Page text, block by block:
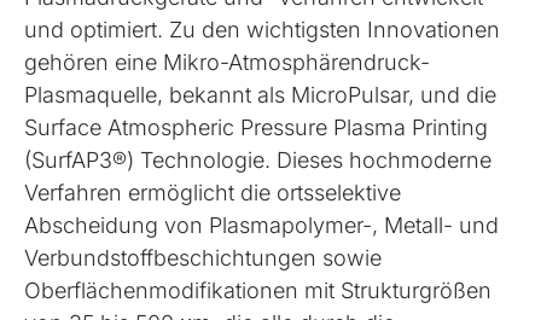
und optimiert. Zu den wichtigsten Innovationen
gehören eine Mikro-Atmosphärendruck-
Plasmaquelle, bekannt als MicroPulsar, und die
Surface Atmospheric Pressure Plasma Printing
(SurfAP3®) Technologie. Dieses hochmoderne
Verfahren ermöglicht die ortsselektive
Abscheidung von Plasmapolymer-, Metall- und
Verbundstoffbeschichtungen sowie
Oberflächenmodifikationen mit Strukturgrößen